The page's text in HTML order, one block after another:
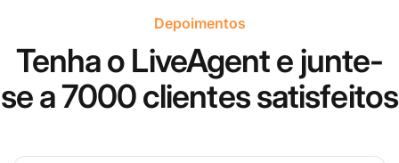
Depoimentos
Tenha o LiveAgent e junte-
se a 7000 clientes satisfeitos